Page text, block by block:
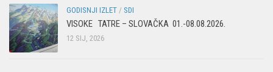
GODISNJI IZLET / SDI
VISOKE TATRE – SLOVAČKA 01.-08.08.2026.
12 SIJ, 2026